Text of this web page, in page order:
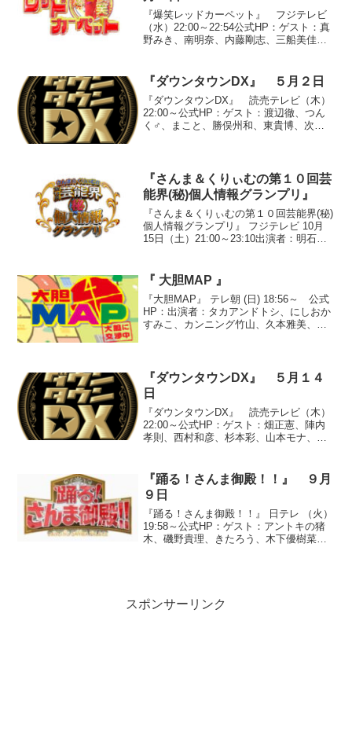
『爆笑レッドカーペット』 フジテレビ
（水）22:00～22:54公式HP：ゲスト：真
野みき、南明奈、内藤剛志、三船美佳、
「海外を一人で旅しただけでひと回り...
『ダウンタウンDX』 ５月２日
『ダウンタウンDX』 読売テレビ（木）
22:00～公式HP：ゲスト：渡辺徹、つん
く♂、まこと、勝俣州和、東貴博、次長
たい！見せたい...
『さんま＆くりぃむの第１０回芸
能界(秘)個人情報グランプリ』
『さんま＆くりぃむの第１０回芸能界(秘)
個人情報グランプリ』 フジテレビ 10月
15日（土）21:00～23:10出演者：明石家
ョージ、ダイアモンド☆ユカイ、クリス
松村...
『 大胆MAP 』
『大胆MAP』 テレ朝 (日) 18:56～ 公式
HP：出演者：タカアンドトシ、にしおか
すみこ、カンニング竹山、久本雅美、土
なんですね...
『ダウンタウンDX』 ５月１４
日
『ダウンタウンDX』 読売テレビ（木）
22:00～公式HP：ゲスト：畑正憲、陣内
孝則、西村和彦、杉本彩、山本モナ、ス
ズ！ちょっとスキャンダル』※ゲストの
皆さんとある有名...
『踊る！さんま御殿！！』 ９月
９日
『踊る！さんま御殿！！』 日テレ （火）
19:58～公式HP：ゲスト：アントキの猪
木、磯野貴理、きたろう、木下優樹菜、
スポンサーリンク